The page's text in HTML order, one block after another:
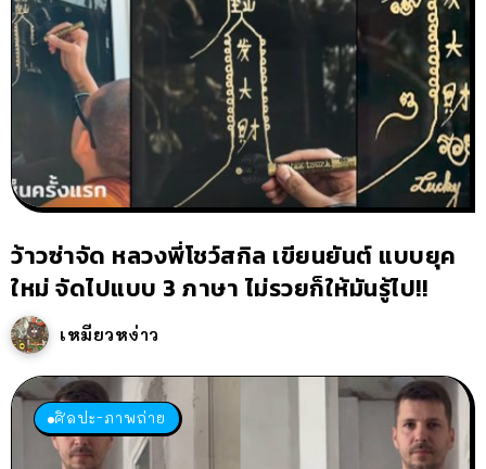
ว้าวซ่าจัด หลวงพี่โชว์สกิล เขียนยันต์ แบบยุค
ใหม่ จัดไปแบบ 3 ภาษา ไม่รวยก็ให้มันรู้ไป!!
เหมียวหง่าว
ศิลปะ-ภาพถ่าย